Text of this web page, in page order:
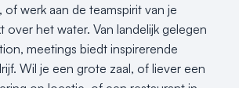
werk aan de teamspirit van je
over het water. Van landelijk gelegen
meetings biedt inspirerende
Wil je een grote zaal, of liever een